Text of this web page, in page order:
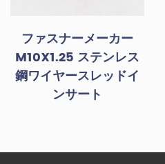
ファスナーメーカー
M10X1.25 ステンレス
鋼ワイヤースレッドイ
ンサート